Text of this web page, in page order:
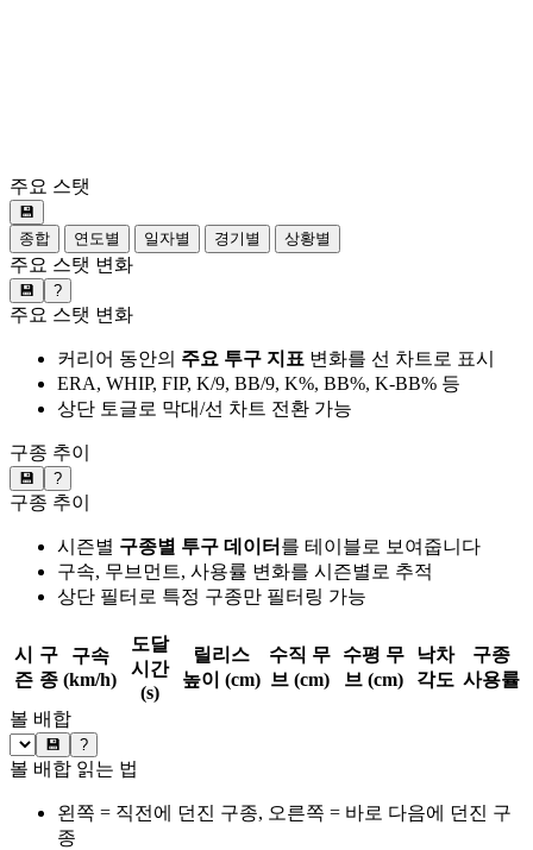
주요 스탯
💾
종합
연도별 일자별 경기별 상황별
주요 스탯 변화
💾 ?
주요 스탯 변화
커리어 동안의 주요 투구 지표 변화를 선 차트로 표시
ERA, WHIP, FIP, K/9, BB/9, K%, BB%, K-BB% 등
상단 토글로 막대/선 차트 전환 가능
구종 추이
💾 ?
구종 추이
시즌별 구종별 투구 데이터 를 테이블로 보여줍니다
구속, 무브먼트, 사용률 변화를 시즌별로 추적
상단 필터로 특정 구종만 필터링 가능
시
즌
구
종
구속
(km/h)
도달
시간
(s)
릴리스
높이 (cm)
수직 무
브 (cm)
수평 무
브 (cm)
낙차
각도
구종
사용률
볼 배합
💾 ?
볼 배합 읽는 법
왼쪽 = 직전에 던진 구종, 오른쪽 = 바로 다음에 던진 구
종